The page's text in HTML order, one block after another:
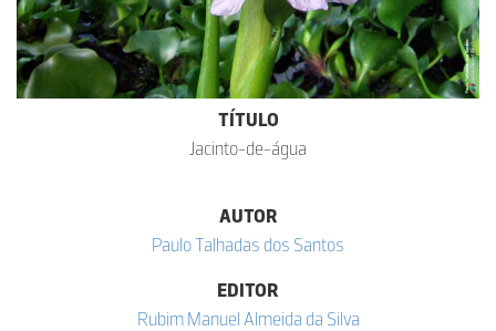
TÍTULO
Jacinto-de-água
AUTOR
Paulo Talhadas dos Santos
EDITOR
Rubim Manuel Almeida da Silva